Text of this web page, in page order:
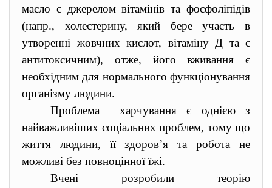
масло є джерелом вітамінів та фосфоліпідів
(напр., холестерину, який бере участь в
утворенні жовчних кислот, вітаміну Д та є
антитоксичним), отже, його вживання є
необхідним для нормального функціонування
організму людини.
Проблема харчування є однією з
найважливіших соціальних проблем, тому що
життя людини, її здоров’я та робота не
можливі без повноцінної їжі.
Вчені розробили теорію